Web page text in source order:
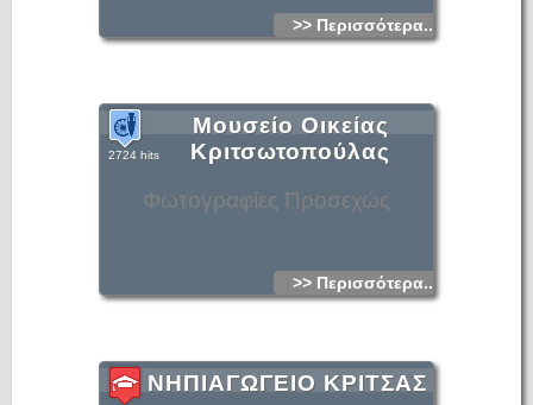
>> Περισσότερα...
Φωτογραφίες Προσεχώς
Μουσείο Οικείας
Κριτσωτοπούλας
2724 hits
>> Περισσότερα...
ΝΗΠΙΑΓΩΓΕΙΟ ΚΡΙΤΣΑΣ